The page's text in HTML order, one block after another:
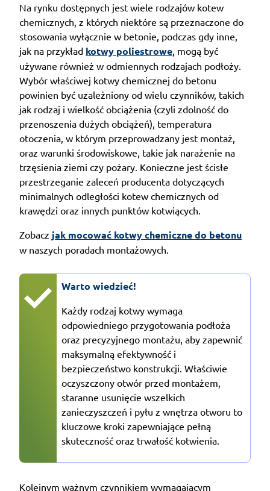
Na rynku dostępnych jest wiele rodzajów kotew
chemicznych, z których niektóre są przeznaczone do
stosowania wyłącznie w betonie, podczas gdy inne,
jak na przykład kotwy poliestrowe , mogą być
używane również w odmiennych rodzajach podłoży.
Wybór właściwej kotwy chemicznej do betonu
powinien być uzależniony od wielu czynników, takich
jak rodzaj i wielkość obciążenia (czyli zdolność do
przenoszenia dużych obciążeń), temperatura
otoczenia, w którym przeprowadzany jest montaż,
oraz warunki środowiskowe, takie jak narażenie na
trzęsienia ziemi czy pożary. Konieczne jest ścisłe
przestrzeganie zaleceń producenta dotyczących
minimalnych odległości kotew chemicznych od
krawędzi oraz innych punktów kotwiących.
Zobacz jak mocować kotwy chemiczne do betonu
w naszych poradach montażowych.
Warto wiedzieć!
Każdy rodzaj kotwy wymaga
odpowiedniego przygotowania podłoża
oraz precyzyjnego montażu, aby zapewnić
maksymalną efektywność i
bezpieczeństwo konstrukcji. Właściwie
oczyszczony otwór przed montażem,
staranne usunięcie wszelkich
zanieczyszczeń i pyłu z wnętrza otworu to
kluczowe kroki zapewniające pełną
skuteczność oraz trwałość kotwienia.
Kolejnym ważnym czynnikiem wymagającym